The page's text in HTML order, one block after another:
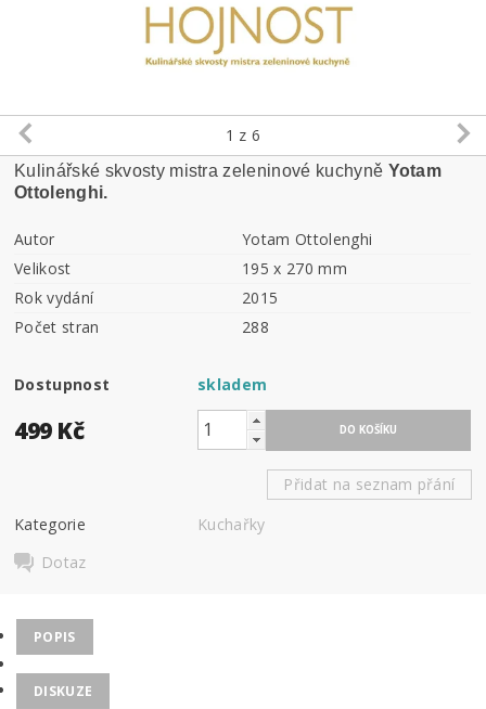
1 z 6
Kulinářské skvosty mistra zeleninové kuchyně Yotam
Ottolenghi.
Autor
Yotam Ottolenghi
Velikost
195 x 270 mm
Rok vydání
2015
Počet stran
288
Dostupnost skladem
499 Kč
Přidat na seznam přání
Kategorie
Kuchařky
Dotaz
POPIS
DISKUZE